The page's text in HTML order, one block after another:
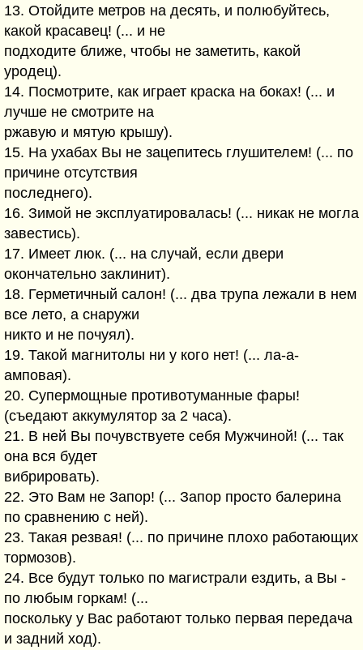
13. Отойдите метров на десять, и полюбуйтесь,
какой красавец! (... и не
подходите ближе, чтобы не заметить, какой
уродец).
14. Посмотрите, как играет краска на боках! (... и
лучше не смотрите на
ржавую и мятую крышу).
15. На ухабах Вы не зацепитесь глушителем! (... по
причине отсутствия
последнего).
16. Зимой не эксплуатировалась! (... никак не могла
завестись).
17. Имеет люк. (... на случай, если двери
окончательно заклинит).
18. Герметичный салон! (... два трупа лежали в нем
все лето, а снаружи
никто и не почуял).
19. Такой магнитолы ни у кого нет! (... ла-а-
амповая).
20. Супермощные противотуманные фары!
(съедают аккумулятор за 2 часа).
21. В ней Вы почувствуете себя Мужчиной! (... так
она вся будет
вибрировать).
22. Это Вам не Запор! (... Запор просто балерина
по сравнению с ней).
23. Такая резвая! (... по причине плохо работающих
тормозов).
24. Все будут только по магистрали ездить, а Вы -
по любым горкам! (...
поскольку у Вас работают только первая передача
и задний ход).